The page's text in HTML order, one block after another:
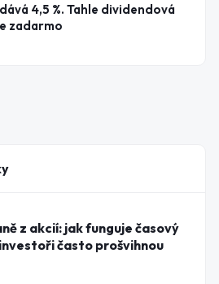
4,5 %. Tahle dividendová
zadarmo
z akcií: jak funguje časový
často prošvihnou